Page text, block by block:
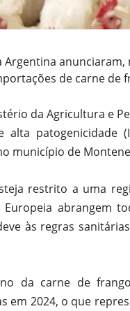
Argentina anunciaram,
de carne de
da Agricultura e
alta patogenicidade
município de
restrito a uma
abrangem
às regras
da carne de
em 2024, o que